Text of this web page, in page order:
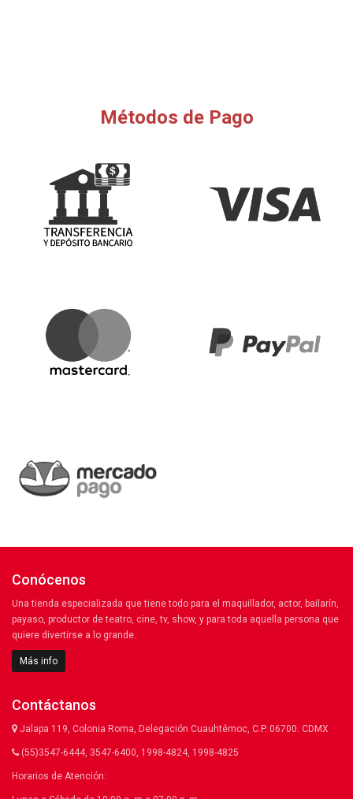
Métodos de Pago
Conócenos
Una tienda especializada que tiene todo para el maquillador, actor, bailarín,
payaso, productor de teatro, cine, tv, show, y para toda aquella persona que
quiere divertirse a lo grande.
Más info
Contáctanos
Jalapa 119, Colonia Roma, Delegación Cuauhtémoc, C.P. 06700. CDMX
(55)3547-6444, 3547-6400, 1998-4824, 1998-4825
Horarios de Atención: